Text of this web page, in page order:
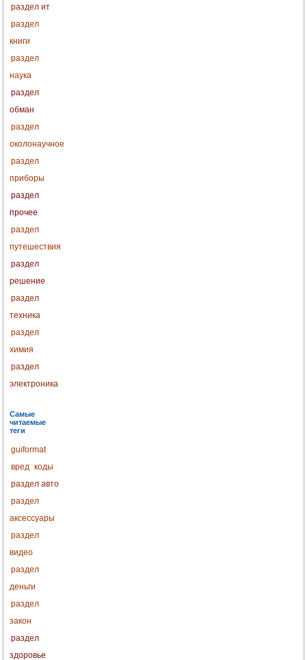
раздел ит
раздел
книги
раздел
наука
раздел
обман
раздел
околонаучное
раздел
приборы
раздел
прочее
раздел
путешествия
раздел
решение
раздел
техника
раздел
химия
раздел
электроника
Самые
читаемые
теги
guiformat
вред коды
раздел авто
раздел
аксессуары
раздел
видео
раздел
деньги
раздел
закон
раздел
здоровье